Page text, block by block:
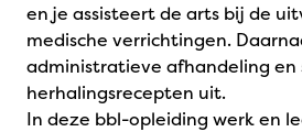
en je assisteert de arts bij de
medische verrichtingen.
administratieve afhandeling en
herhalingsrecepten uit.
In deze bbl-opleiding werk en